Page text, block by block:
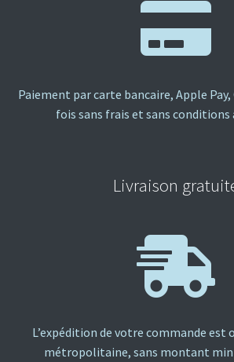
Paiement par carte bancaire, Apple Pay,
fois sans frais et sans conditions
Livraison
L’expédition de votre commande est
métropolitaine, sans montant